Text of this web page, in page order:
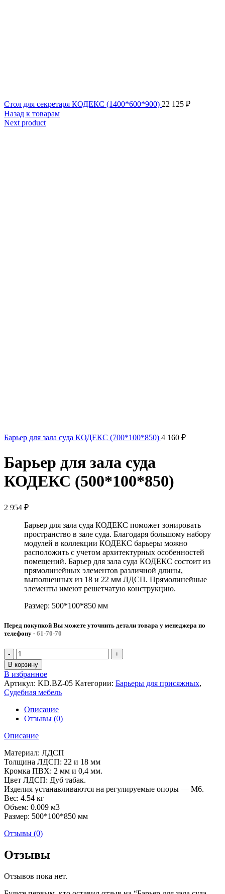
Стол для секретаря КОДЕКС (1400*600*900) 22 125 ₽
Назад к товарам
Next product
Барьер для зала суда КОДЕКС (700*100*850) 4 160 ₽
Барьер для зала суда
КОДЕКС (500*100*850)
2 954 ₽
Барьер для зала суда КОДЕКС поможет зонировать
пространство в зале суда. Благодаря большому набору
модулей в коллекции КОДЕКС барьеры можно
расположить с учетом архитектурных особенностей
помещений. Барьер для зала суда КОДЕКС состоит из
прямолинейных элементов различной длины,
выполненных из 18 и 22 мм ЛДСП. Прямолинейные
элементы имеют решетчатую конструкцию.
Размер: 500*100*850 мм
Перед покупкой Вы можете уточнить детали товара у менеджера по
телефону - 61-70-70
Количество
товара
Барьер
для
зала
суда
КОДЕКС
(500*100*850)
В корзину
В избранное
Артикул: KD.BZ-05 Категории: Барьеры для присяжных,
Судебная мебель
Описание
Отзывы (0)
Описание
Материал: ЛДСП
Толщина ЛДСП: 22 и 18 мм
Кромка ПВХ: 2 мм и 0,4 мм.
Цвет ЛДСП: Дуб табак.
Изделия устанавливаются на регулируемые опоры — М6.
Вес: 4.54 кг
Объем: 0.009 м3
Размер: 500*100*850 мм
Отзывы (0)
Отзывы
Отзывов пока нет.